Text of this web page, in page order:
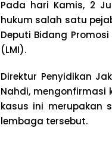
Pada hari Kamis, 2
hukum salah satu
Deputi Bidang
(LMI).
Direktur Penyidikan
Nahdi, mengonfirmasi
kasus ini merupakan
lembaga tersebut.